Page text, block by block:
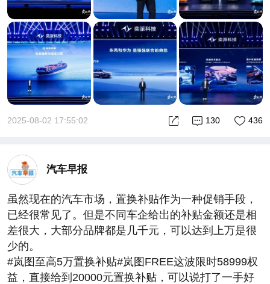
2025-08-02 17:55:02 436
130
汽车早报
虽然现在的汽车市场，置换补贴作为一种促销手段，
已经很常见了。但是不同车企给出的补贴金额还是相
差很大，大部分品牌都是几千元，可以达到上万是很
少的。
#岚图至高5万置换补贴#岚图FREE这波限时58999权
益，直接给到20000元置换补贴，可以说打了一手好